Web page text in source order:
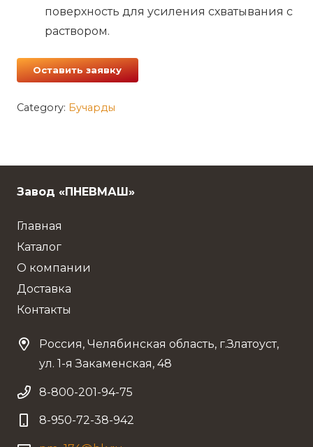
поверхность для усиления схватывания с
раствором.
Оставить заявку
Category: Бучарды
Завод «ПНЕВМАШ»
Главная
Каталог
О компании
Доставка
Контакты
Россия, Челябинская область, г.Златоуст,
ул. 1-я Закаменская, 48
8-800-201-94-75
8-950-72-38-942